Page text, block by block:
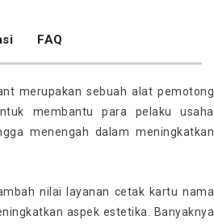
FAQ
merupakan sebuah alat pemotong
membantu para pelaku usaha
menengah dalam meningkatkan
nilai layanan cetak kartu nama
aspek estetika. Banyaknya